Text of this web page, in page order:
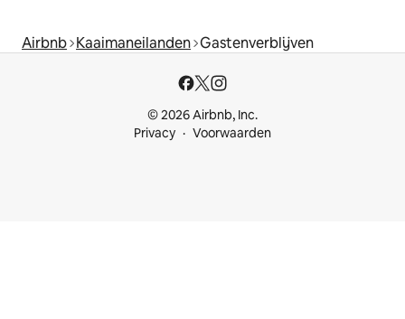
Airbnb Kaaimaneilanden Gastenverblijven
© 2026 Airbnb, Inc.
Privacy
Voorwaarden